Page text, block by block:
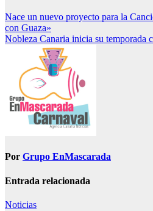
Nace un nuevo proyecto para la
con Guaza»
Nobleza Canaria inicia su temporada
Por Grupo EnMascarada
Entrada relacionada
Noticias